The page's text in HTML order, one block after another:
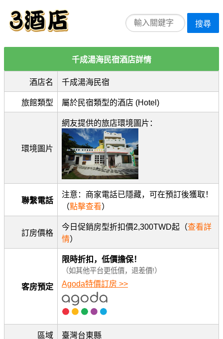
搜尋
千成湯海民宿酒店詳情
酒店名 千成湯海民宿
旅館類型 屬於民宿類型的酒店 (Hotel)
環境圖片
網友提供的旅店環境圖片：
聯繫電話
注意：商家電話已隱藏，可在預訂後獲取！
（點擊查看）
訂房價格
今日促銷房型折扣價2,300TWD起（查看詳
情）
客房預定
限時折扣，低價擔保！
（如其他平台更低價，退差價!）
Agoda特價訂房 >>
區域 臺灣台東縣